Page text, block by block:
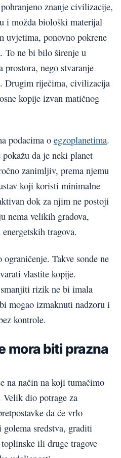
znanje civilizacije,
i možda biološki materijal
uvjetima, ponovno pokrene
To ne bi bilo širenje u
prostora, nego stvaranje
Drugim riječima, civilizacija
kopije izvan matičnog
podacima o egzoplanetima.
da je neki planet
zanimljiv, prema njemu
koji koristi minimalne
dok za njim ne postoji
nema velikih gradova,
tragova.
Takve sonde ne
vlastite kopije.
rizik ne bi imala
mogao izmaknuti nadzoru i
kontrole.
mora biti prazna
na način na koji tumačimo
Velik dio potrage za
da će vrlo
sredstva, graditi
ili druge tragove